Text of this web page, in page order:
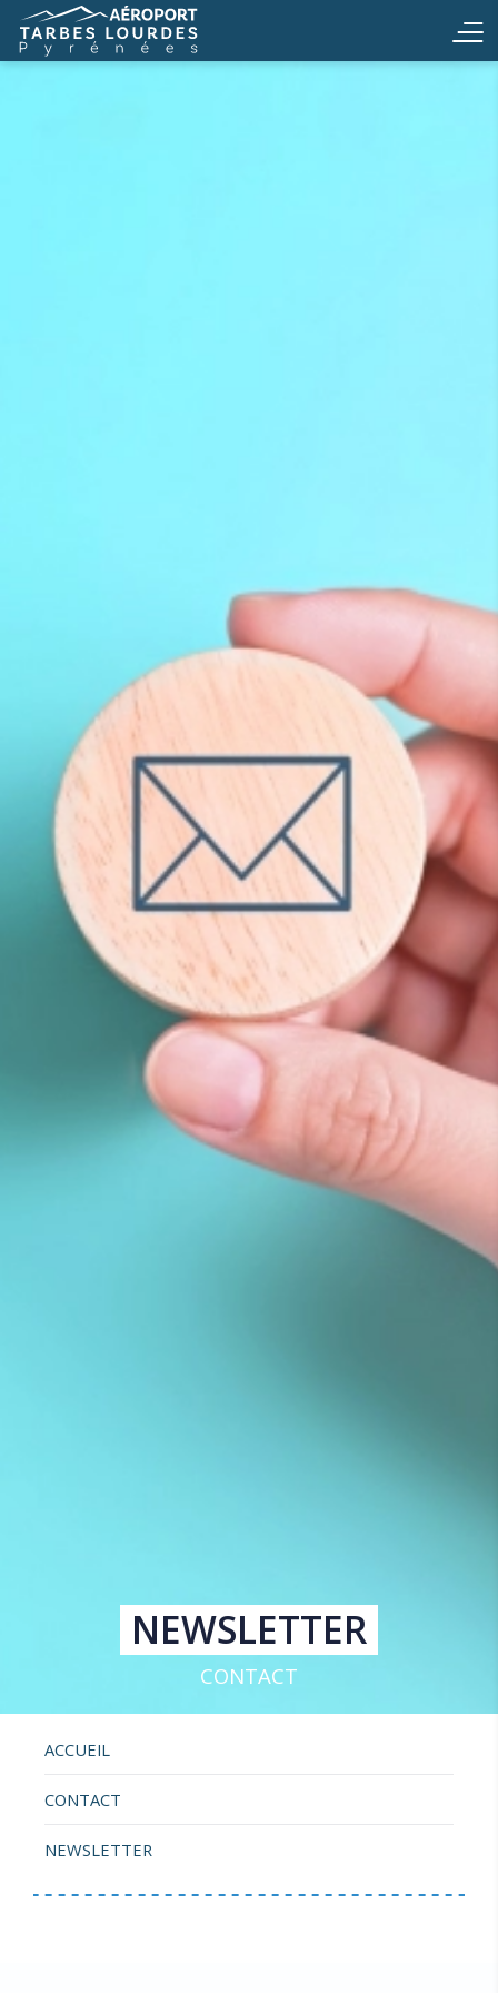
NEWSLETTER
CONTACT
ACCUEIL
CONTACT
NEWSLETTER